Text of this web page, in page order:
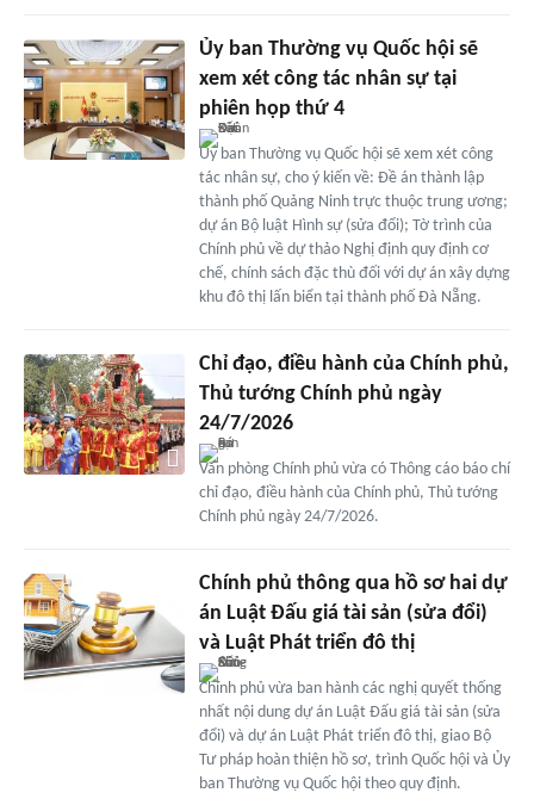
Ủy ban Thường vụ Quốc hội sẽ
xem xét công tác nhân sự tại
phiên họp thứ 4
Ủy ban Thường vụ Quốc hội sẽ xem xét công
tác nhân sự, cho ý kiến về: Đề án thành lập
thành phố Quảng Ninh trực thuộc trung ương;
dự án Bộ luật Hình sự (sửa đổi); Tờ trình của
Chính phủ về dự thảo Nghị định quy định cơ
chế, chính sách đặc thù đối với dự án xây dựng
khu đô thị lấn biển tại thành phố Đà Nẵng.
Chỉ đạo, điều hành của Chính phủ,
Thủ tướng Chính phủ ngày
24/7/2026
Văn phòng Chính phủ vừa có Thông cáo báo chí
chỉ đạo, điều hành của Chính phủ, Thủ tướng
Chính phủ ngày 24/7/2026.
Chính phủ thông qua hồ sơ hai dự
án Luật Đấu giá tài sản (sửa đổi)
và Luật Phát triển đô thị
Chính phủ vừa ban hành các nghị quyết thống
nhất nội dung dự án Luật Đấu giá tài sản (sửa
đổi) và dự án Luật Phát triển đô thị, giao Bộ
Tư pháp hoàn thiện hồ sơ, trình Quốc hội và Ủy
ban Thường vụ Quốc hội theo quy định.